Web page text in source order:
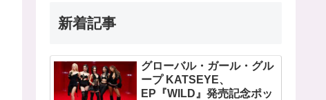
新着記事
グローバル・ガール・グル
ープ KATSEYE、
EP『WILD』発売記念ポッ